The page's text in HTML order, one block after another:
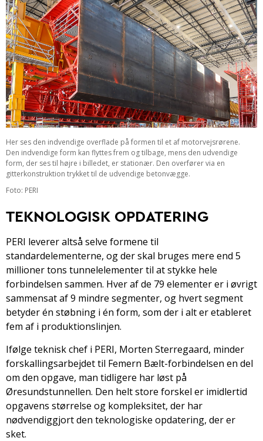
Her ses den indvendige overflade på formen til et af motorvejsrørene.
Den indvendige form kan flyttes frem og tilbage, mens den udvendige
form, der ses til højre i billedet, er stationær. Den overfører via en
gitterkonstruktion trykket til de udvendige betonvægge.
Foto: PERI
TEKNOLOGISK OPDATERING
PERI leverer altså selve formene til
standardelementerne, og der skal bruges mere end 5
millioner tons tunnelelementer til at stykke hele
forbindelsen sammen. Hver af de 79 elementer er i øvrigt
sammensat af 9 mindre segmenter, og hvert segment
betyder én støbning i én form, som der i alt er etableret
fem af i produktionslinjen.
Ifølge teknisk chef i PERI, Morten Sterregaard, minder
forskallingsarbejdet til Femern Bælt-forbindelsen en del
om den opgave, man tidligere har løst på
Øresundstunnellen. Den helt store forskel er imidlertid
opgavens størrelse og kompleksitet, der har
nødvendiggjort den teknologiske opdatering, der er
sket.